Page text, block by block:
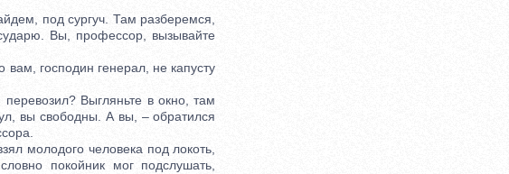
под сургуч. Там разберемся,
Вы, профессор, вызывайте
господин генерал, не капусту
Выгляньте в окно, там
вы свободны. А вы, – обратился
молодого человека под локоть,
покойник мог подслушать,